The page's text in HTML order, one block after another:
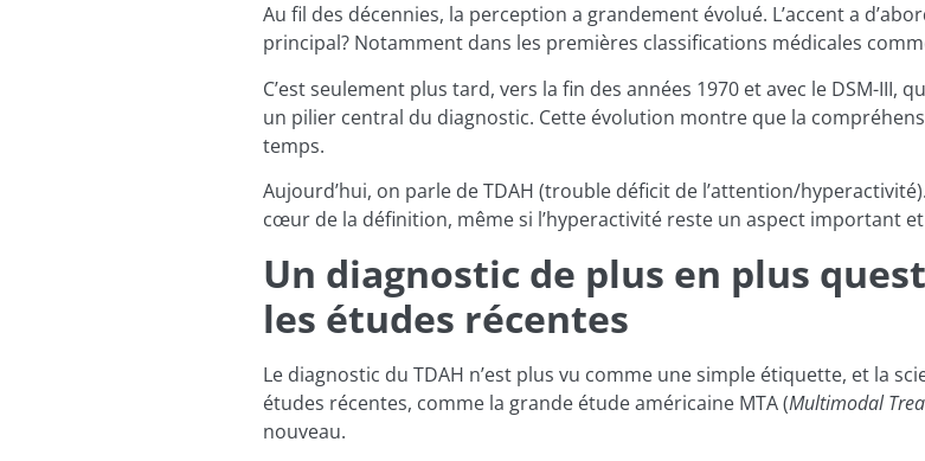
Au fil des décennies, la perception a grandement évolué. L’accent a
principal? Notamment dans les premières classifications médicales
C’est seulement plus tard, vers la fin des années 1970 et avec le DSM-III,
un pilier central du diagnostic. Cette évolution montre que la
temps.
Aujourd’hui, on parle de TDAH (trouble déficit de l’attention/
cœur de la définition, même si l’hyperactivité reste un aspect important
Un diagnostic de plus en plus
les études récentes
Le diagnostic du TDAH n’est plus vu comme une simple étiquette, et la
études récentes, comme la grande étude américaine MTA (Multimodal
nouveau.